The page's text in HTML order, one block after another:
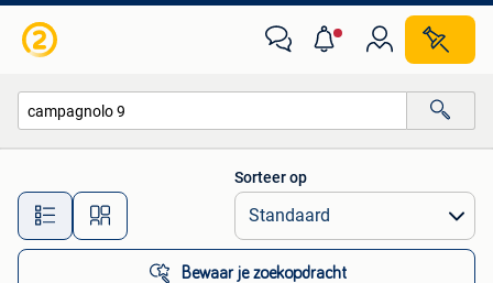
Alle afstanden…
Sorteer op
Bewaar je zoekopdracht